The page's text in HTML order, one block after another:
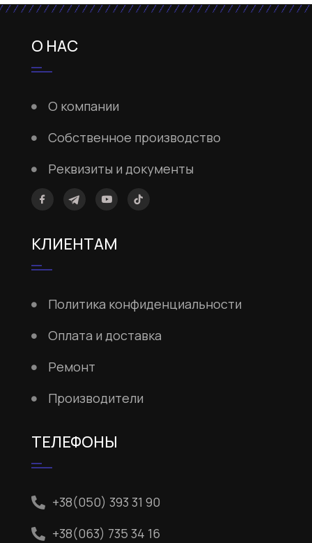
О НАС
О компании
Собственное производство
Реквизиты и документы
КЛИЕНТАМ
Политика конфиденциальности
Оплата и доставка
Ремонт
Производители
ТЕЛЕФОНЫ
+38(050) 393 31 90
+38(063) 735 34 16